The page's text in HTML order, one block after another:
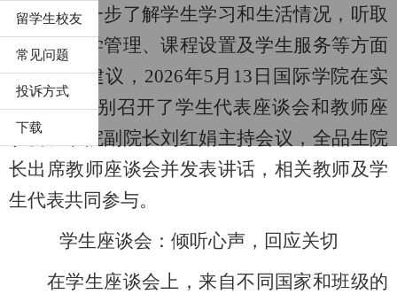
留学生校友
常见问题
投诉方式
下载
为进一步了解学生学习和生活情况，听取
师生对教学管理、课程设置及学生服务等方面
的意见和建议， 2026年5月 13 日国际学院在实
训楼215分别召开了学生代表座谈会和教师座
谈会。学院副院长刘红娟主持会议，全品生院
长出席教师座谈会并发表讲话，相关教师及学
生代表共同参与。
学生座谈会：倾听心声，回应关切
在学生座谈会上，来自不同国家和班级的